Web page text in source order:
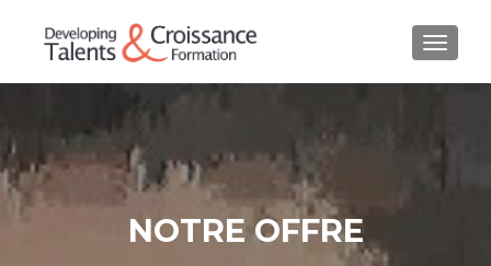
NOTRE OFFRE